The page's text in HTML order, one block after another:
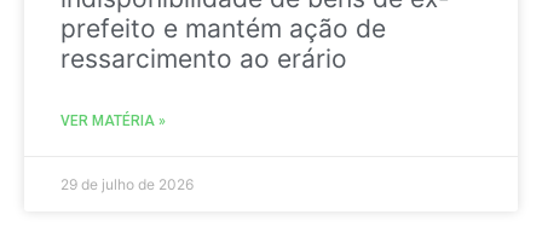
prefeito e mantém ação de
ressarcimento ao erário
VER MATÉRIA »
29 de julho de 2026